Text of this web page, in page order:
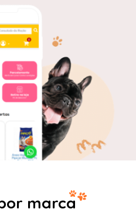
marca